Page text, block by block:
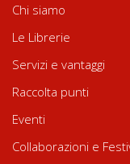
Chi siamo
Le Librerie
Servizi e vantaggi
Raccolta punti
Eventi
Collaborazioni e